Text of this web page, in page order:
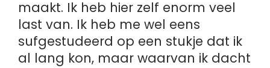
maakt. Ik heb hier zelf enorm veel
last van. Ik heb me wel eens
sufgestudeerd op een stukje dat ik
al lang kon, maar waarvan ik dacht